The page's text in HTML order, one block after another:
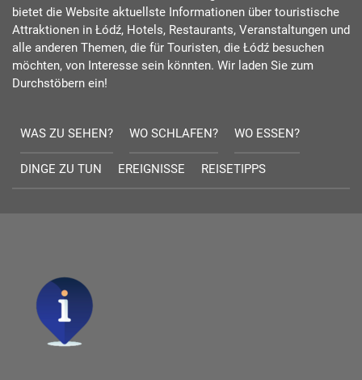
bietet die Website aktuellste Informationen über touristische
Attraktionen in Łódź, Hotels, Restaurants, Veranstaltungen und
alle anderen Themen, die für Touristen, die Łódź besuchen
möchten, von Interesse sein könnten. Wir laden Sie zum
Durchstöbern ein!
WAS ZU SEHEN? WO SCHLAFEN? WO ESSEN?
DINGE ZU TUN EREIGNISSE REISETIPPS